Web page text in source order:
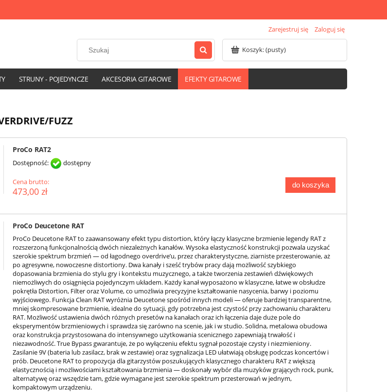
Zarejestruj się Zaloguj się
Koszyk:(pusty)
STRUNY - POJEDYNCZE AKCESORIA GITAROWE EFEKTY GITAROWE
FUZZ
ProCo RAT2
Dostępność: dostępny
Cena brutto:
473,00 zł
do koszyka
ProCo Deucetone RAT
ProCo Deucetone RAT to zaawansowany efekt typu distortion, który łączy klasyczne brzmienie legendy RAT z
rozszerzoną funkcjonalnością dwóch niezależnych kanałów. Wysoka elastyczność konstrukcji pozwala uzyskać
szerokie spektrum brzmień — od łagodnego overdrive’u, przez charakterystyczne, ziarniste przesterowanie, aż
po agresywne, nowoczesne distortiony. Dwa kanały i sześć trybów pracy dają możliwość szybkiego
dopasowania brzmienia do stylu gry i kontekstu muzycznego, a także tworzenia zestawień dźwiękowych
niemożliwych do osiągnięcia pojedynczym układem. Każdy kanał wyposażono w klasyczne, łatwe w obsłudze
pokrętła Distortion, Filter oraz Volume, co umożliwia precyzyjne kształtowanie nasycenia, barwy i poziomu
wyjściowego. Funkcja Clean RAT wyróżnia Deucetone spośród innych modeli — oferuje bardziej transparentne,
mniej skompresowane brzmienie, idealne do sytuacji, gdy potrzebna jest czystość przy zachowaniu charakteru
RAT. Możliwość ustawienia dwóch różnych presetów na kanałach oraz ich łączenia daje duże pole do
eksperymentów brzmieniowych i sprawdza się zarówno na scenie, jak i w studio. Solidna, metalowa obudowa
oraz konstrukcja przystosowana do intensywnego użytkowania scenicznego zapewniają trwałość i
niezawodność. True Bypass gwarantuje, że po wyłączeniu efektu sygnał pozostaje czysty i niezmieniony.
Zasilanie 9V (bateria lub zasilacz, brak w zestawie) oraz sygnalizacja LED ułatwiają obsługę podczas koncertów i
prób. Deucetone RAT to propozycja dla gitarzystów poszukujących klasycznego charakteru RAT z większą
elastycznością i możliwościami kształtowania brzmienia — doskonały wybór dla muzyków grających rock, punk,
alternatywę oraz wszędzie tam, gdzie wymagane jest szerokie spektrum przesterowań w jednym,
kompaktowym urządzeniu.